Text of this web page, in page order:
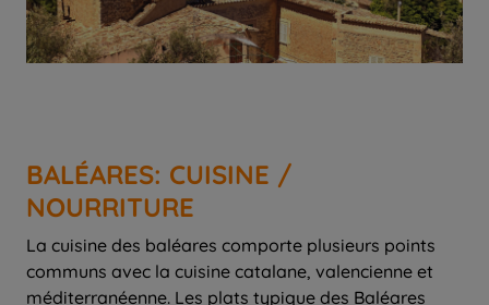
BALÉARES: CUISINE /
NOURRITURE
La cuisine des baléares comporte plusieurs points
communs avec la cuisine catalane, valencienne et
méditerranéenne. Les plats typique des Baléares